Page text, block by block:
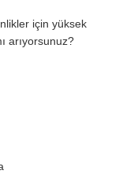
için yüksek
arıyorsunuz?